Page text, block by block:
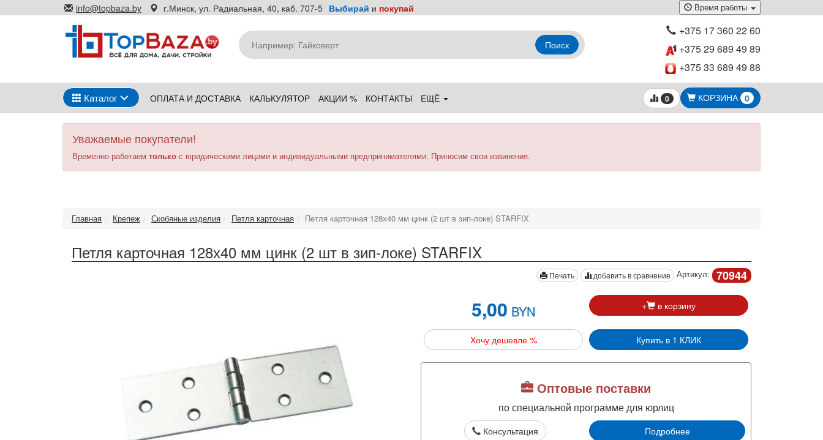
к
Время работы
info@topbaza.by г.Минск, ул. Радиальная, 40, каб. 707-5 Выбирай и покупай
+375 17 360 22 60
+375 29 689 49 89
+375 33 689 49 88
Поиск
Каталог 0 КОРЗИНА 0
ОПЛАТА И ДОСТАВКА КАЛЬКУЛЯТОР АКЦИИ % КОНТАКТЫ ЕЩЁ
Уважаемые покупатели!
Временно работаем только с юридическими лицами и индивидуальными предпринимателями. Приносим свои извинения.
Главная Крепеж Скобяные изделия Петля карточная Петля карточная 128х40 мм цинк (2 шт в зип-локе) STARFIX
Петля карточная 128х40 мм цинк (2 шт в зип-локе) STARFIX
Печать добавить в сравнение Артикул: 70944
5,00 BYN + в корзину
Хочу дешевле % Купить в 1 КЛИК
Оптовые поставки
по специальной программе для юрлиц
Консультация Подробнее